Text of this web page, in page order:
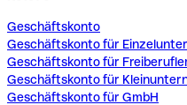
Geschäftskonto
Geschäftskonto für
Geschäftskonto für
Geschäftskonto für
Geschäftskonto für GmbH